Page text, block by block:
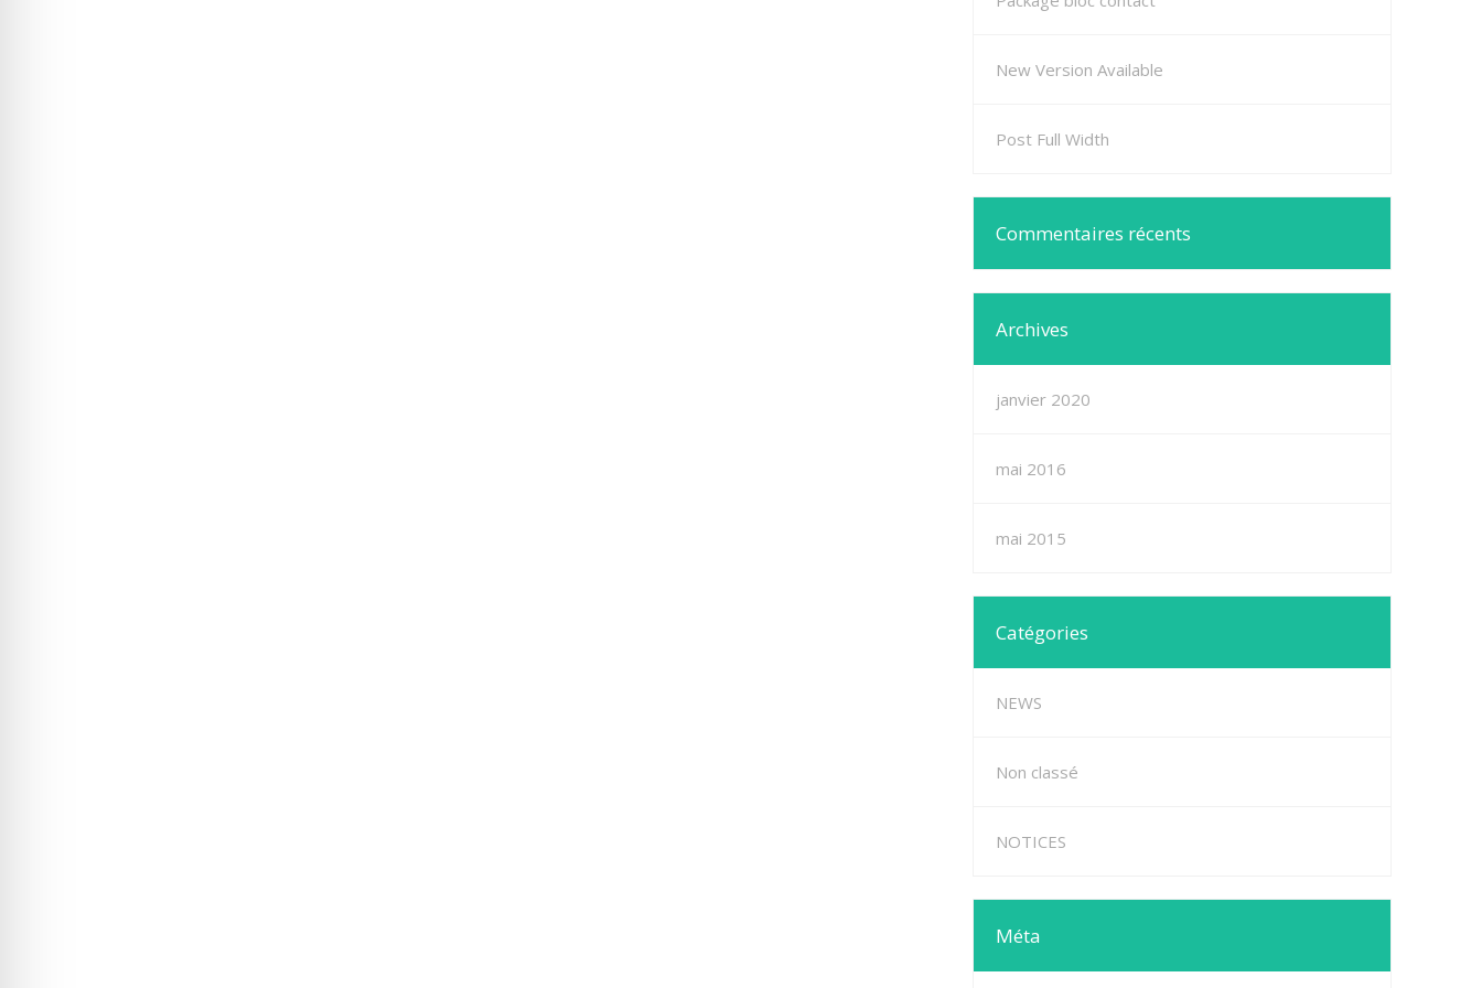
New Version Available
Post Full Width
Commentaires récents
Archives
janvier 2020
mai 2016
mai 2015
Catégories
NEWS
Non classé
NOTICES
Méta